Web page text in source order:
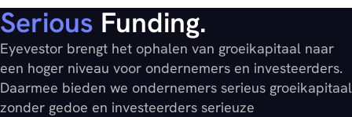
Serious Funding.
Eyevestor brengt het ophalen van groeikapitaal naar
een hoger niveau voor ondernemers en investeerders.
Daarmee bieden we ondernemers serieus groeikapitaal
zonder gedoe en investeerders serieuze